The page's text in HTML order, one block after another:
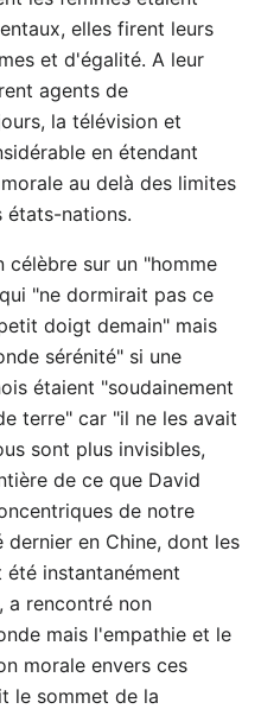
elles firent leurs
et d'égalité. A leur
agents de
la télévision et
en étendant
au delà des limites
états-nations.
sur un "homme
"ne dormirait pas ce
doigt demain" mais
sérénité" si une
étaient "soudainement
terre" car "il ne les avait
sont plus invisibles,
de ce que David
de notre
dernier en Chine, dont les
instantanément
a rencontré non
mais l'empathie et le
morale envers ces
le sommet de la